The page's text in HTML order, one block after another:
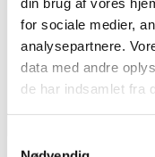
for sociale medier,
analysepartnere.
data med andre
de har indsamlet fra